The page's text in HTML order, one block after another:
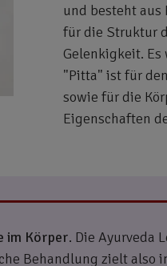
und besteht aus
für die Struktur
Gelenkigkeit. Es
"Pitta" ist für
sowie für die
Eigenschaften
im Körper. Die Ayurveda
Behandlung zielt also